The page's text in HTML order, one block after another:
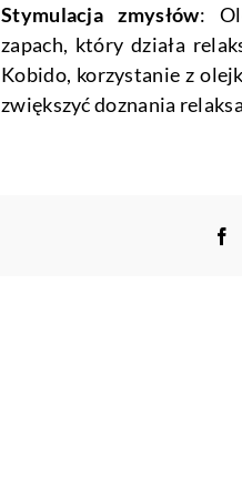
Stymulacja zmysłów:
zapach, który działa
Kobido, korzystanie z
zwiększyć doznania